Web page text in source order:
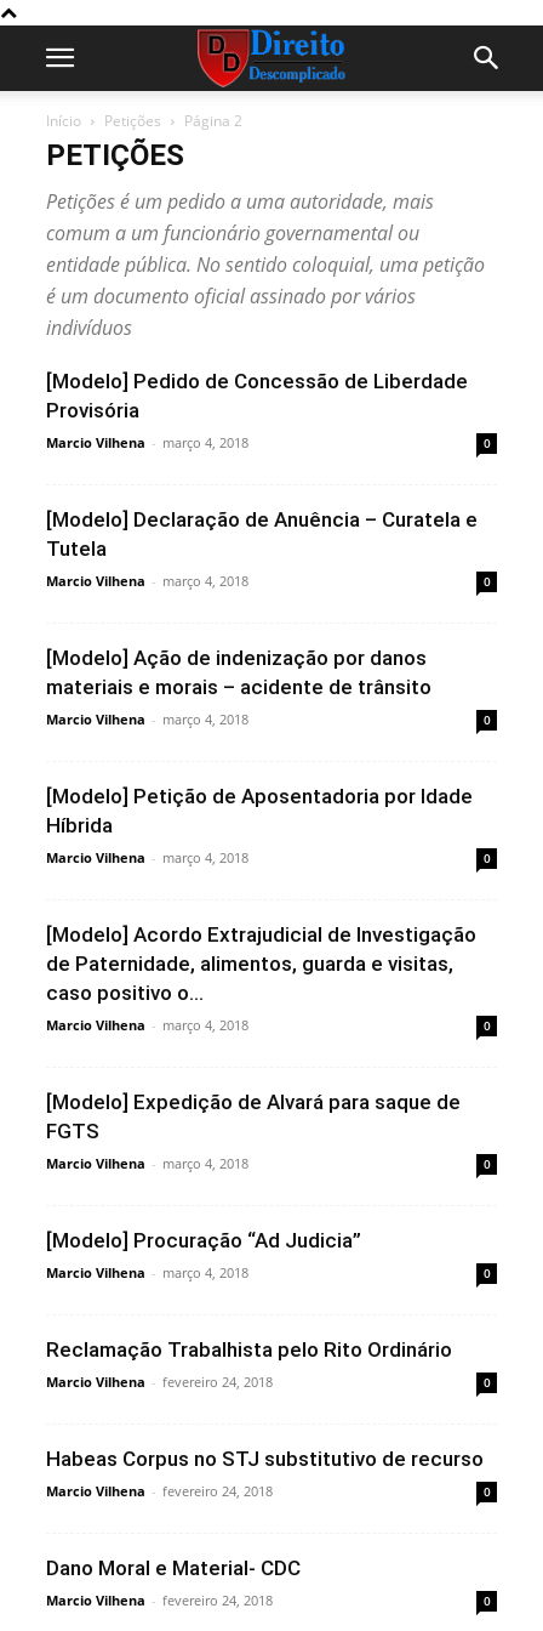
Início Petições Página 2
PETIÇÕES
Petições é um pedido a uma autoridade, mais
comum a um funcionário governamental ou
entidade pública. No sentido coloquial, uma petição
é um documento oficial assinado por vários
indivíduos
[Modelo] Pedido de Concessão de Liberdade
Provisória
Marcio Vilhena - março 4, 2018 0
[Modelo] Declaração de Anuência – Curatela e
Tutela
Marcio Vilhena - março 4, 2018 0
[Modelo] Ação de indenização por danos
materiais e morais – acidente de trânsito
Marcio Vilhena - março 4, 2018 0
[Modelo] Petição de Aposentadoria por Idade
Híbrida
Marcio Vilhena - março 4, 2018 0
[Modelo] Acordo Extrajudicial de Investigação
de Paternidade, alimentos, guarda e visitas,
caso positivo o...
Marcio Vilhena - março 4, 2018 0
[Modelo] Expedição de Alvará para saque de
FGTS
Marcio Vilhena - março 4, 2018 0
[Modelo] Procuração “Ad Judicia”
Marcio Vilhena - março 4, 2018 0
Reclamação Trabalhista pelo Rito Ordinário
Marcio Vilhena - fevereiro 24, 2018 0
Habeas Corpus no STJ substitutivo de recurso
Marcio Vilhena - fevereiro 24, 2018 0
Dano Moral e Material- CDC
Marcio Vilhena - fevereiro 24, 2018 0